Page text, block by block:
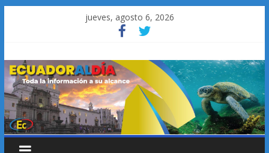
jueves, agosto 6, 2026